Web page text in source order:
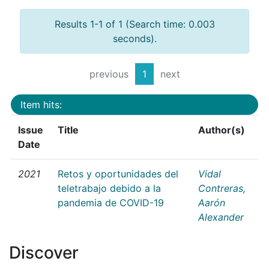
Results 1-1 of 1 (Search time: 0.003
seconds).
previous 1 next
Item hits:
Issue
Date
Title Author(s)
2021
Retos y oportunidades del
teletrabajo debido a la
pandemia de COVID-19
Vidal
Contreras,
Aarón
Alexander
Discover